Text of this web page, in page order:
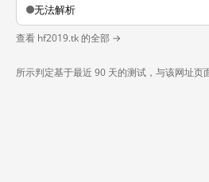
无法解析
查看 hf2019.tk 的全部 →
所示判定基于最近 90 天的测试，与该网址页